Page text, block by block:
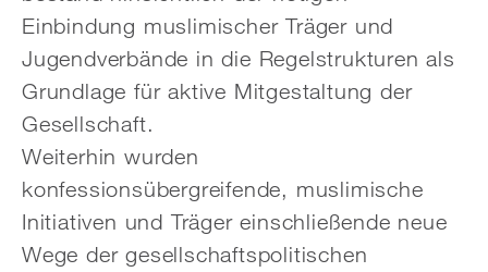
Einbindung muslimischer Träger und
Jugendverbände in die Regelstrukturen als
Grundlage für aktive Mitgestaltung der
Gesellschaft.
Weiterhin wurden
konfessionsübergreifende, muslimische
Initiativen und Träger einschließende neue
Wege der gesellschaftspolitischen